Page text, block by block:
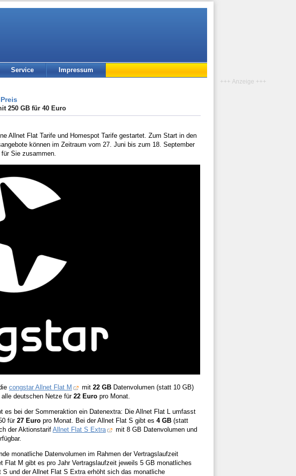
Service Impressum
250 GB für 40 Euro
Allnet Flat Tarife und Homespot Tarife gestartet. Zum Start in den
können im Zeitraum vom 27. Juni bis zum 18. September
Sie zusammen.
congstar Allnet Flat M mit 22 GB Datenvolumen (statt 10 GB)
deutschen Netze für22 Euro pro Monat.
es bei der Sommeraktion ein Datenextra: Die Allnet Flat L umfasst
für27 Euro pro Monat. Bei der Allnet Flat S gibt es 4 GB (statt
der Aktionstarif Allnet Flat S Extra
mit 8 GB Datenvolumen und
monatliche Datenvolumen im Rahmen der Vertragslaufzeit
M gibt es pro Jahr Vertragslaufzeit jeweils 5 GB monatliches
und der Allnet Flat S Extra erhöht sich das monatliche
+++ Anzeige +++